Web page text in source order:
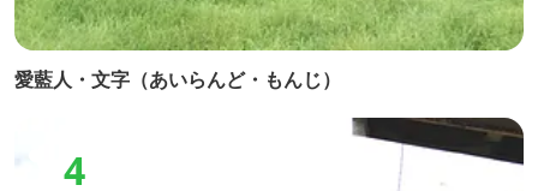
愛藍人・文字（あいらんど・もんじ）
4